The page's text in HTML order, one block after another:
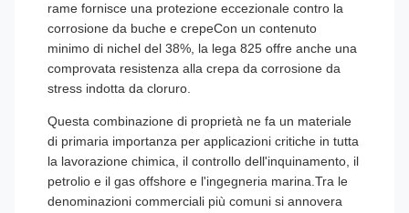
rame fornisce una protezione eccezionale contro la
corrosione da buche e crepeCon un contenuto
minimo di nichel del 38%, la lega 825 offre anche una
comprovata resistenza alla crepa da corrosione da
stress indotta da cloruro.
Questa combinazione di proprietà ne fa un materiale
di primaria importanza per applicazioni critiche in tutta
la lavorazione chimica, il controllo dell'inquinamento, il
petrolio e il gas offshore e l'ingegneria marina.Tra le
denominazioni commerciali più comuni si annovera